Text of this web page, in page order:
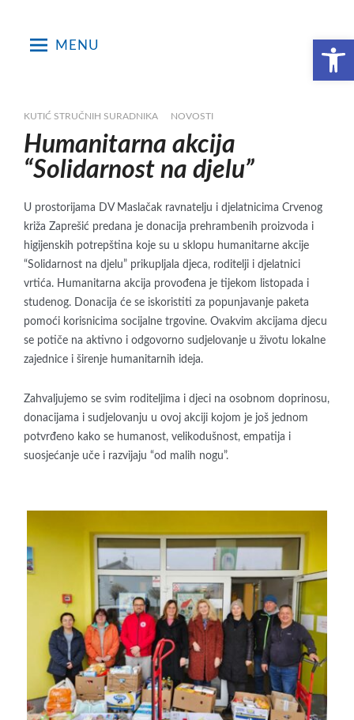
Open toolbar
MENU
KUTIĆ STRUČNIH SURADNIKA NOVOSTI
Humanitarna akcija
“Solidarnost na djelu”
U prostorijama DV Maslačak ravnatelju i djelatnicima Crvenog
križa Zaprešić predana je donacija prehrambenih proizvoda i
higijenskih potrepština koje su u sklopu humanitarne akcije
“Solidarnost na djelu” prikupljala djeca, roditelji i djelatnici
vrtića. Humanitarna akcija provođena je tijekom listopada i
studenog. Donacija će se iskoristiti za popunjavanje paketa
pomoći korisnicima socijalne trgovine. Ovakvim akcijama djecu
se potiče na aktivno i odgovorno sudjelovanje u životu lokalne
zajednice i širenje humanitarnih ideja.
Zahvaljujemo se svim roditeljima i djeci na osobnom doprinosu,
donacijama i sudjelovanju u ovoj akciji kojom je još jednom
potvrđeno kako se humanost, velikodušnost, empatija i
suosjećanje uče i razvijaju “od malih nogu”.